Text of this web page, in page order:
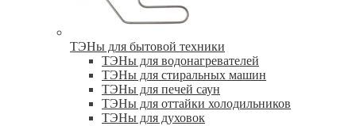
ТЭНы для бытовой техники
ТЭНы для водонагревателей
ТЭНы для стиральных машин
ТЭНы для печей саун
ТЭНы для оттайки холодильников
ТЭНы для духовок